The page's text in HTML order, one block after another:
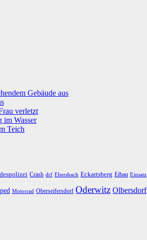
Gebäude aus
verletzt
im Wasser
Teich
Crash drf Ebersbach Eckartsberg Eibau Einsatz
Motorrad Oberseifersdorf Oderwitz Olbersdorf